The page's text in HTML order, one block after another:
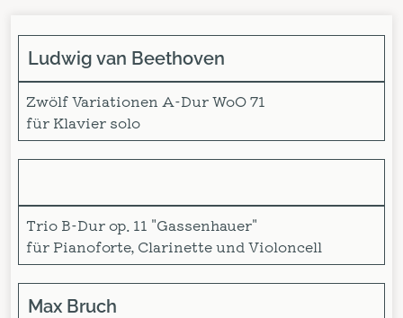
Ludwig van Beethoven
Zwölf Variationen A-Dur WoO 71
für Klavier solo
Trio B-Dur op. 11 "Gassenhauer"
für Pianoforte, Clarinette und Violoncell
Max Bruch